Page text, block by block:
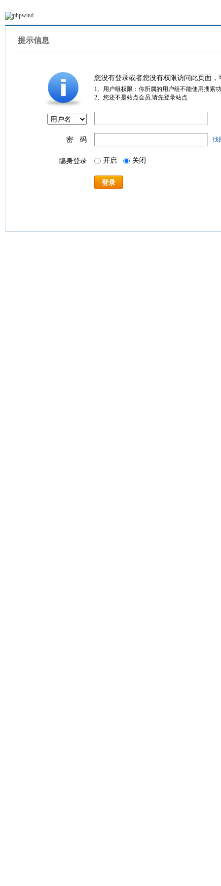
提示信息
您没有登录或者您没有权限访问此页面
1、用户组权限：你所属的用户组不能使用搜索
2、您还不是站点会员,请先登录站点
密 码 找
隐身登录 开启 关闭
登录